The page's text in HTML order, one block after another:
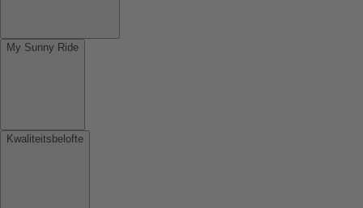
My Sunny Ride
Kwaliteitsbelofte